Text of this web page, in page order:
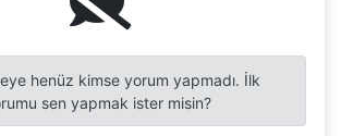
henüz kimse yorum yapmadı. İlk
sen yapmak ister misin?